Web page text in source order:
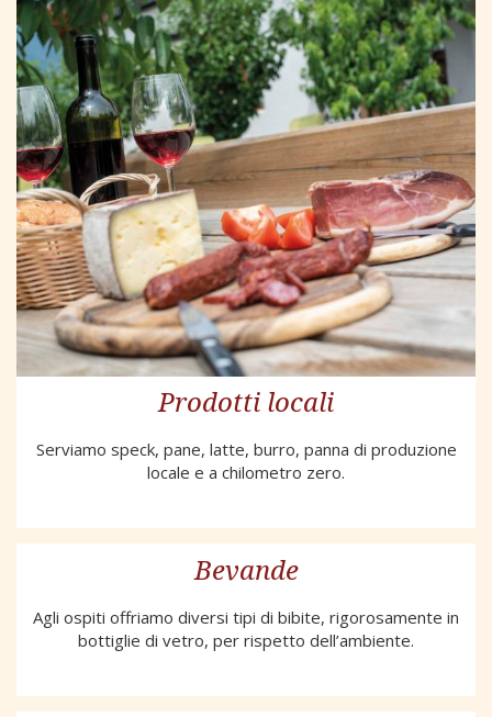
Prodotti locali
Serviamo speck, pane, latte, burro, panna di produzione
locale e a chilometro zero.
Bevande
Agli ospiti offriamo diversi tipi di bibite, rigorosamente in
bottiglie di vetro, per rispetto dell’ambiente.